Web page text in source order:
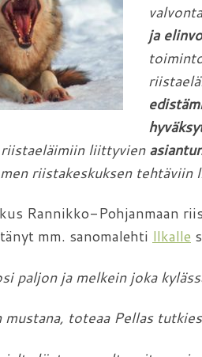
ja
liittyvien
riistakeskuksen tehtäviin
Rannikko-Pohjanmaan
mm. sanomalehti Ilkalle
paljon ja melkein joka
mustana, toteaa Pellas